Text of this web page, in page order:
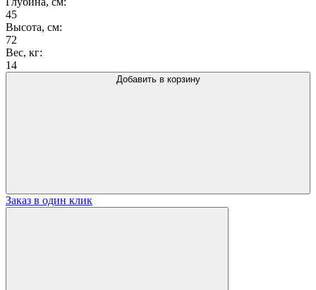
45
Высота, см:
72
Вес, кг:
14
Добавить в корзину
Заказ в один клик